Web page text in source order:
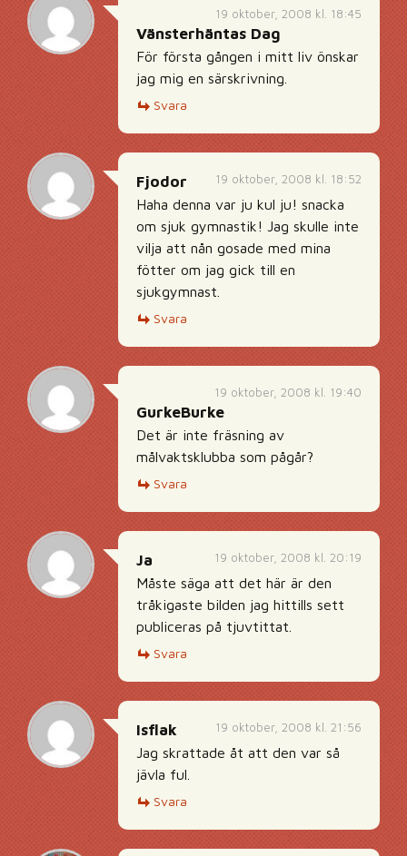
19 oktober, 2008 kl. 18:45
Vänsterhäntas Dag
För första gången i mitt liv önskar
jag mig en särskrivning.
Svara
19 oktober, 2008 kl. 18:52
Fjodor
Haha denna var ju kul ju! snacka
om sjuk gymnastik! Jag skulle inte
vilja att nån gosade med mina
fötter om jag gick till en
sjukgymnast.
Svara
19 oktober, 2008 kl. 19:40
GurkeBurke
Det är inte fräsning av
målvaktsklubba som pågår?
Svara
19 oktober, 2008 kl. 20:19
Ja
Måste säga att det här är den
tråkigaste bilden jag hittills sett
publiceras på tjuvtittat.
Svara
19 oktober, 2008 kl. 21:56
Isflak
Jag skrattade åt att den var så
jävla ful.
Svara